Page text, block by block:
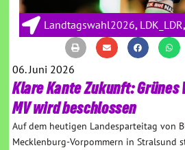
06. Juni 2026
Klare Kante Zukunft:
MV wird beschlossen
Auf dem heutigen Landesparteitag von
Mecklenburg-Vorpommern in Stralsund
Landtagswahl2026, LDK_LDR,